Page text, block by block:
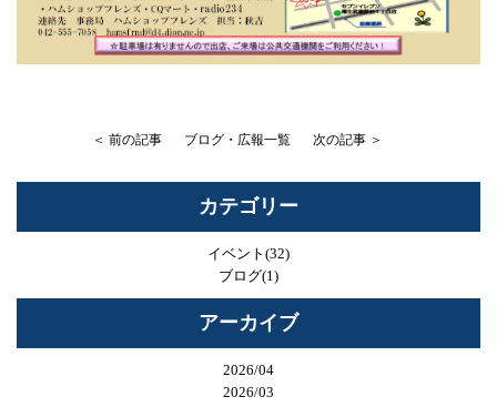
＜ 前の記事 ブログ・広報一覧 次の記事 ＞
カテゴリー
イベント(32)
ブログ(1)
アーカイブ
2026/04
2026/03